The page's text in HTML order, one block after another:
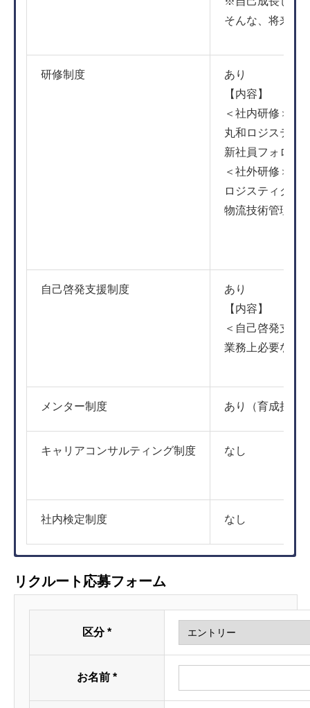
そんな、将来ビ
研修制度
あり
【内容】
＜社内研修＞
丸和ロジスティ
新社員フォロー
＜社外研修＞
ロジスティクス
物流技術管理士
自己啓発支援制度
あり
【内容】
＜自己啓発支援
業務上必要な資
メンター制度 あり（育成担当
キャリアコンサルティング制度 なし
社内検定制度 なし
仕事内容
■管理事務
総務・人事・経
リクルート応募フォーム
区分*
お名前 *